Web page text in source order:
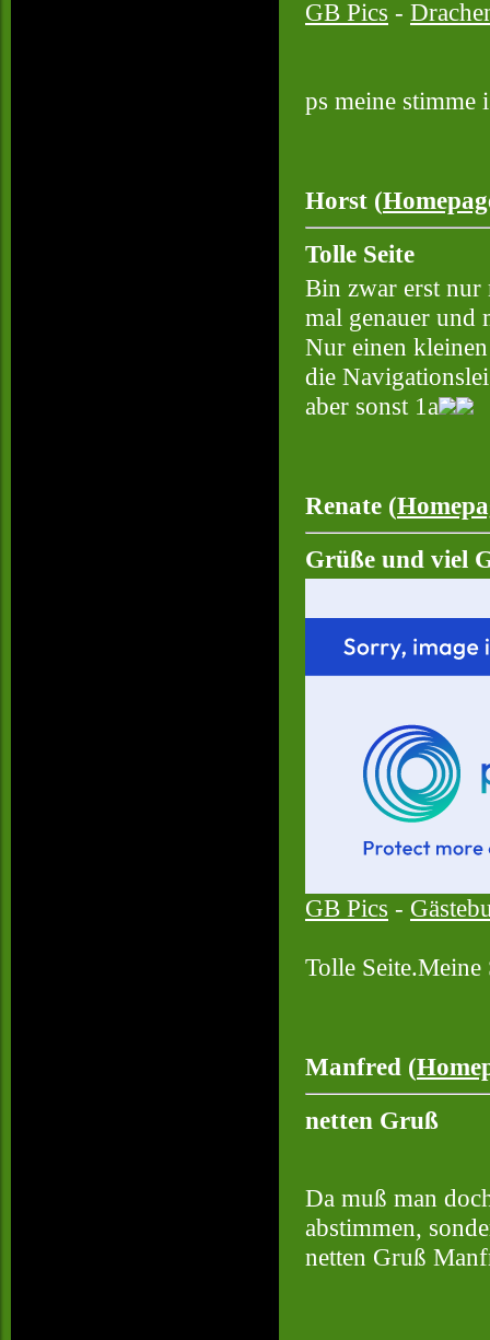
GB Pics -
ps meine stimme
Horst (
Tolle Seite
Bin zwar erst nur
mal genauer und
Nur einen
die
aber sonst 1a
Renate (
Grüße und viel
GB Pics -
Tolle
Manfred (
netten Gruß
Da muß man
abstimmen,
netten Gruß